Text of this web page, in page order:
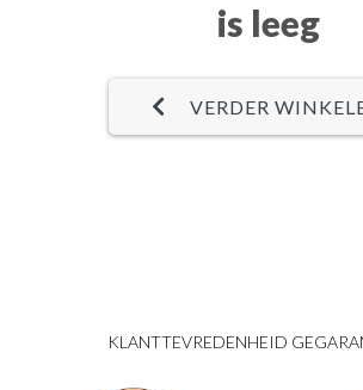
is leeg
VERDER
KLANTTEVREDENHEID